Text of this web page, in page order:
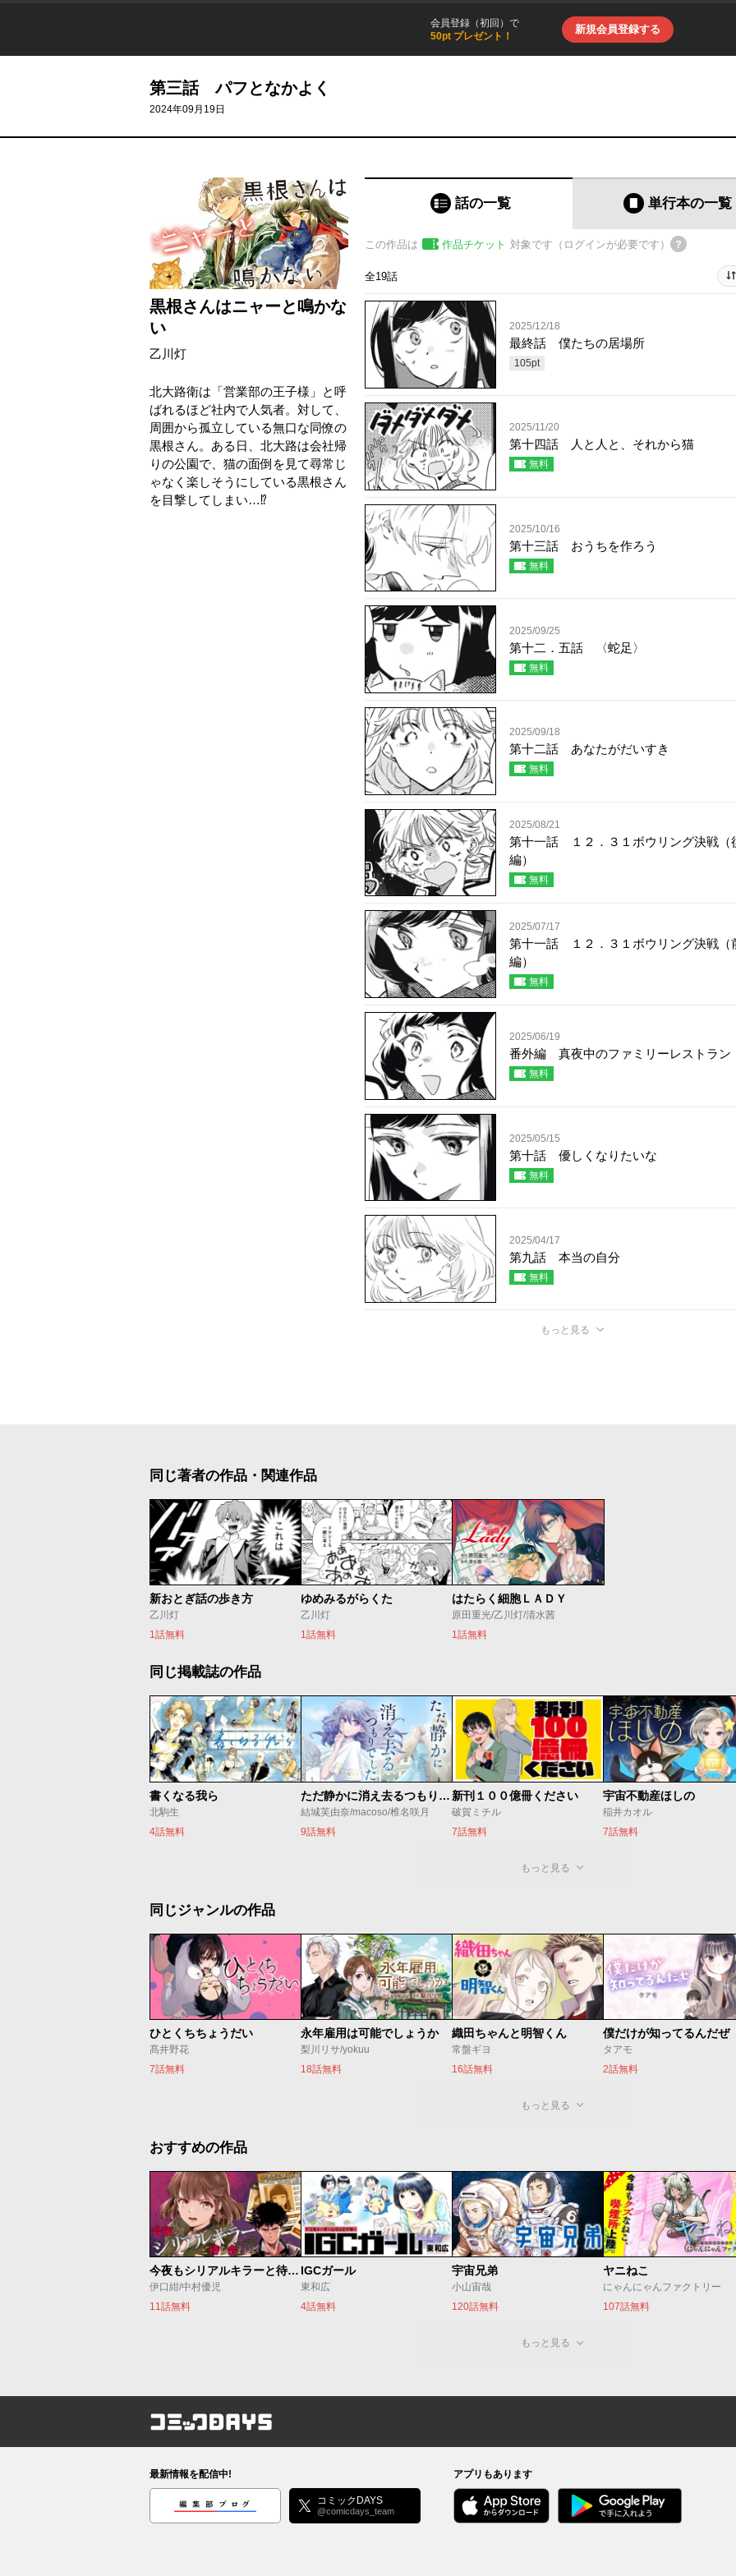
会員登録（初回）で
50pt プレゼント！
新規会員登録する
第三話 パフとなかよく
2024年09月19日
黒根さんはニャーと鳴かな
い
乙川灯
北大路衛は「営業部の王子様」と呼
ばれるほど社内で人気者。対して、
周囲から孤立している無口な同僚の
黒根さん。ある日、北大路は会社帰
りの公園で、猫の面倒を見て尋常じ
ゃなく楽しそうにしている黒根さん
を目撃してしまい…⁉
話の一覧 単行本の一覧
この作品は 作品チケット 対象です（ログインが必要です）
全19話
2025/12/18
最終話 僕たちの居場所
105pt
2025/11/20
第十四話 人と人と、それから猫
無料
2025/10/16
第十三話 おうちを作ろう
無料
2025/09/25
第十二．五話 〈蛇足〉
無料
2025/09/18
第十二話 あなたがだいすき
無料
2025/08/21
第十一話 １２．３１ボウリング決戦（
編）
無料
2025/07/17
第十一話 １２．３１ボウリング決戦（
編）
無料
2025/06/19
番外編 真夜中のファミリーレストラン
無料
2025/05/15
第十話 優しくなりたいな
無料
2025/04/17
第九話 本当の自分
無料
もっと見る
同じ著者の作品・関連作品
新おとぎ話の歩き方
乙川灯
1話無料
ゆめみるがらくた
乙川灯
1話無料
はたらく細胞ＬＡＤＹ
原田重光/乙川灯/清水茜
1話無料
同じ掲載誌の作品
書くなる我ら
北駒生
4話無料
ただ静かに消え去るつもりでした
結城芙由奈/macoso/椎名咲月
9話無料
新刊１００億冊ください
破賀ミチル
7話無料
宇宙不動産ほしの
稲井カオル
7話無料
もっと見る
同じジャンルの作品
ひとくちちょうだい
髙井野花
7話無料
永年雇用は可能でしょうか
梨川リサ/yokuu
18話無料
織田ちゃんと明智くん
常盤ギヨ
16話無料
僕だけが知ってるんだぜ
タアモ
2話無料
もっと見る
おすすめの作品
今夜もシリアルキラーと待ち合わせ
伊口紺/中村優児
11話無料
IGCガール
東和広
4話無料
宇宙兄弟
小山宙哉
120話無料
ヤニねこ
にゃんにゃんファクトリー
107話無料
もっと見る
コミックDAYS
最新情報を配信中!
編集部ブログ コミックDAYS
@comicdays_team
アプリもあります